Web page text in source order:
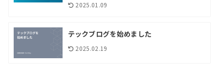
2025.01.09
テックブログを始めました
2025.02.19